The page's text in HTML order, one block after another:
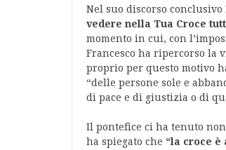
Nel suo discorso
vedere nella Tua Croce
momento in cui, con
Francesco ha ripercorso la
proprio per questo motivo
“delle persone sole e
di pace e di giustizia o di
Il pontefice ci ha tenuto
ha spiegato che “la croce